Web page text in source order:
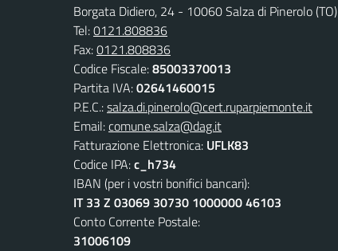
Borgata Didiero, 24 - 10060 Salza di Pinerolo (TO)
Tel:0121.808836
Fax:0121.808836
Codice Fiscale:85003370013
Partita IVA:02641460015
P.E.C.:salza.di.pinerolo@cert.ruparpiemonte.it
Email:comune.salza@dag.it
Fatturazione Elettronica: UFLK83
Codice IPA:c_h734
IBAN (per i vostri bonifici bancari):
IT 33 Z 03069 30730 1000000 46103
Conto Corrente Postale:
31006109